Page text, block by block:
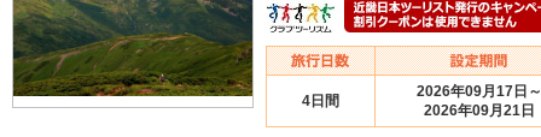
4日間
2026年09月17日～
2026年09月21日